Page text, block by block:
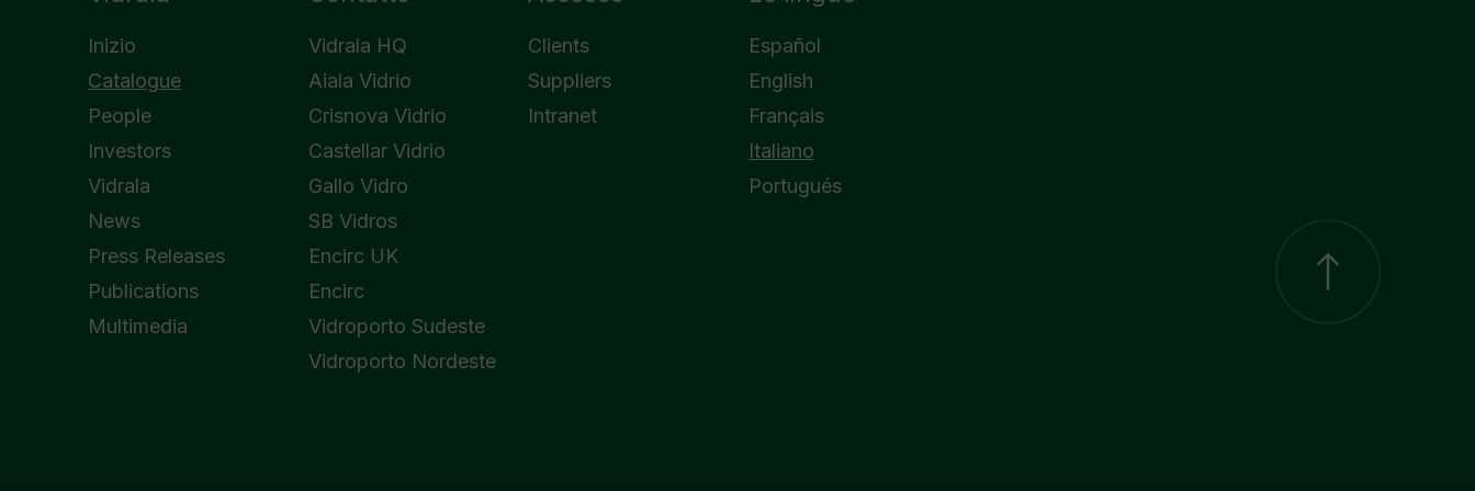
Inizio
Catalogue
People
Investors
Vidrala
News
Press Releases
Publications
Multimedia
Vidrala HQ
Aiala Vidrio
Crisnova Vidrio
Castellar Vidrio
Gallo Vidro
SB Vidros
Encirc UK
Encirc
Vidroporto Sudeste
Vidroporto Nordeste
Clients
Suppliers
Intranet
Español
English
Français
Italiano
Portugués